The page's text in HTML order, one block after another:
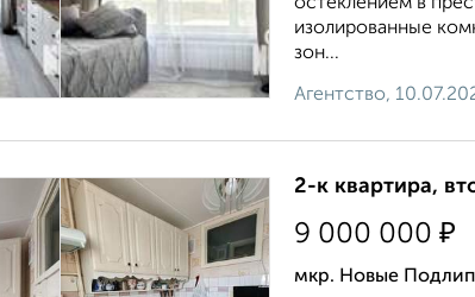
изолированные
зон...
Агентство,
2-к квартира,
9 000 000 ₽
мкр. Новые